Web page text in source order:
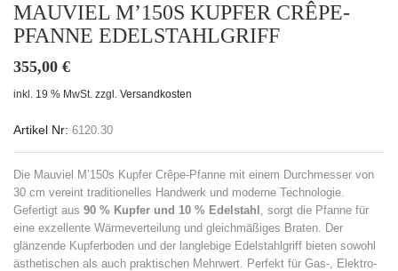
MAUVIEL M’150S KUPFER CRÊPE-
PFANNE EDELSTAHLGRIFF
355,00 €
inkl. 19 % MwSt. zzgl. Versandkosten
Artikel Nr: 6120.30
Die Mauviel M’150s Kupfer Crêpe-Pfanne mit einem Durchmesser von
30 cm vereint traditionelles Handwerk und moderne Technologie.
Gefertigt aus 90 % Kupfer und 10 % Edelstahl , sorgt die Pfanne für
eine exzellente Wärmeverteilung und gleichmäßiges Braten. Der
glänzende Kupferboden und der langlebige Edelstahlgriff bieten sowohl
ästhetischen als auch praktischen Mehrwert. Perfekt für Gas-, Elektro-